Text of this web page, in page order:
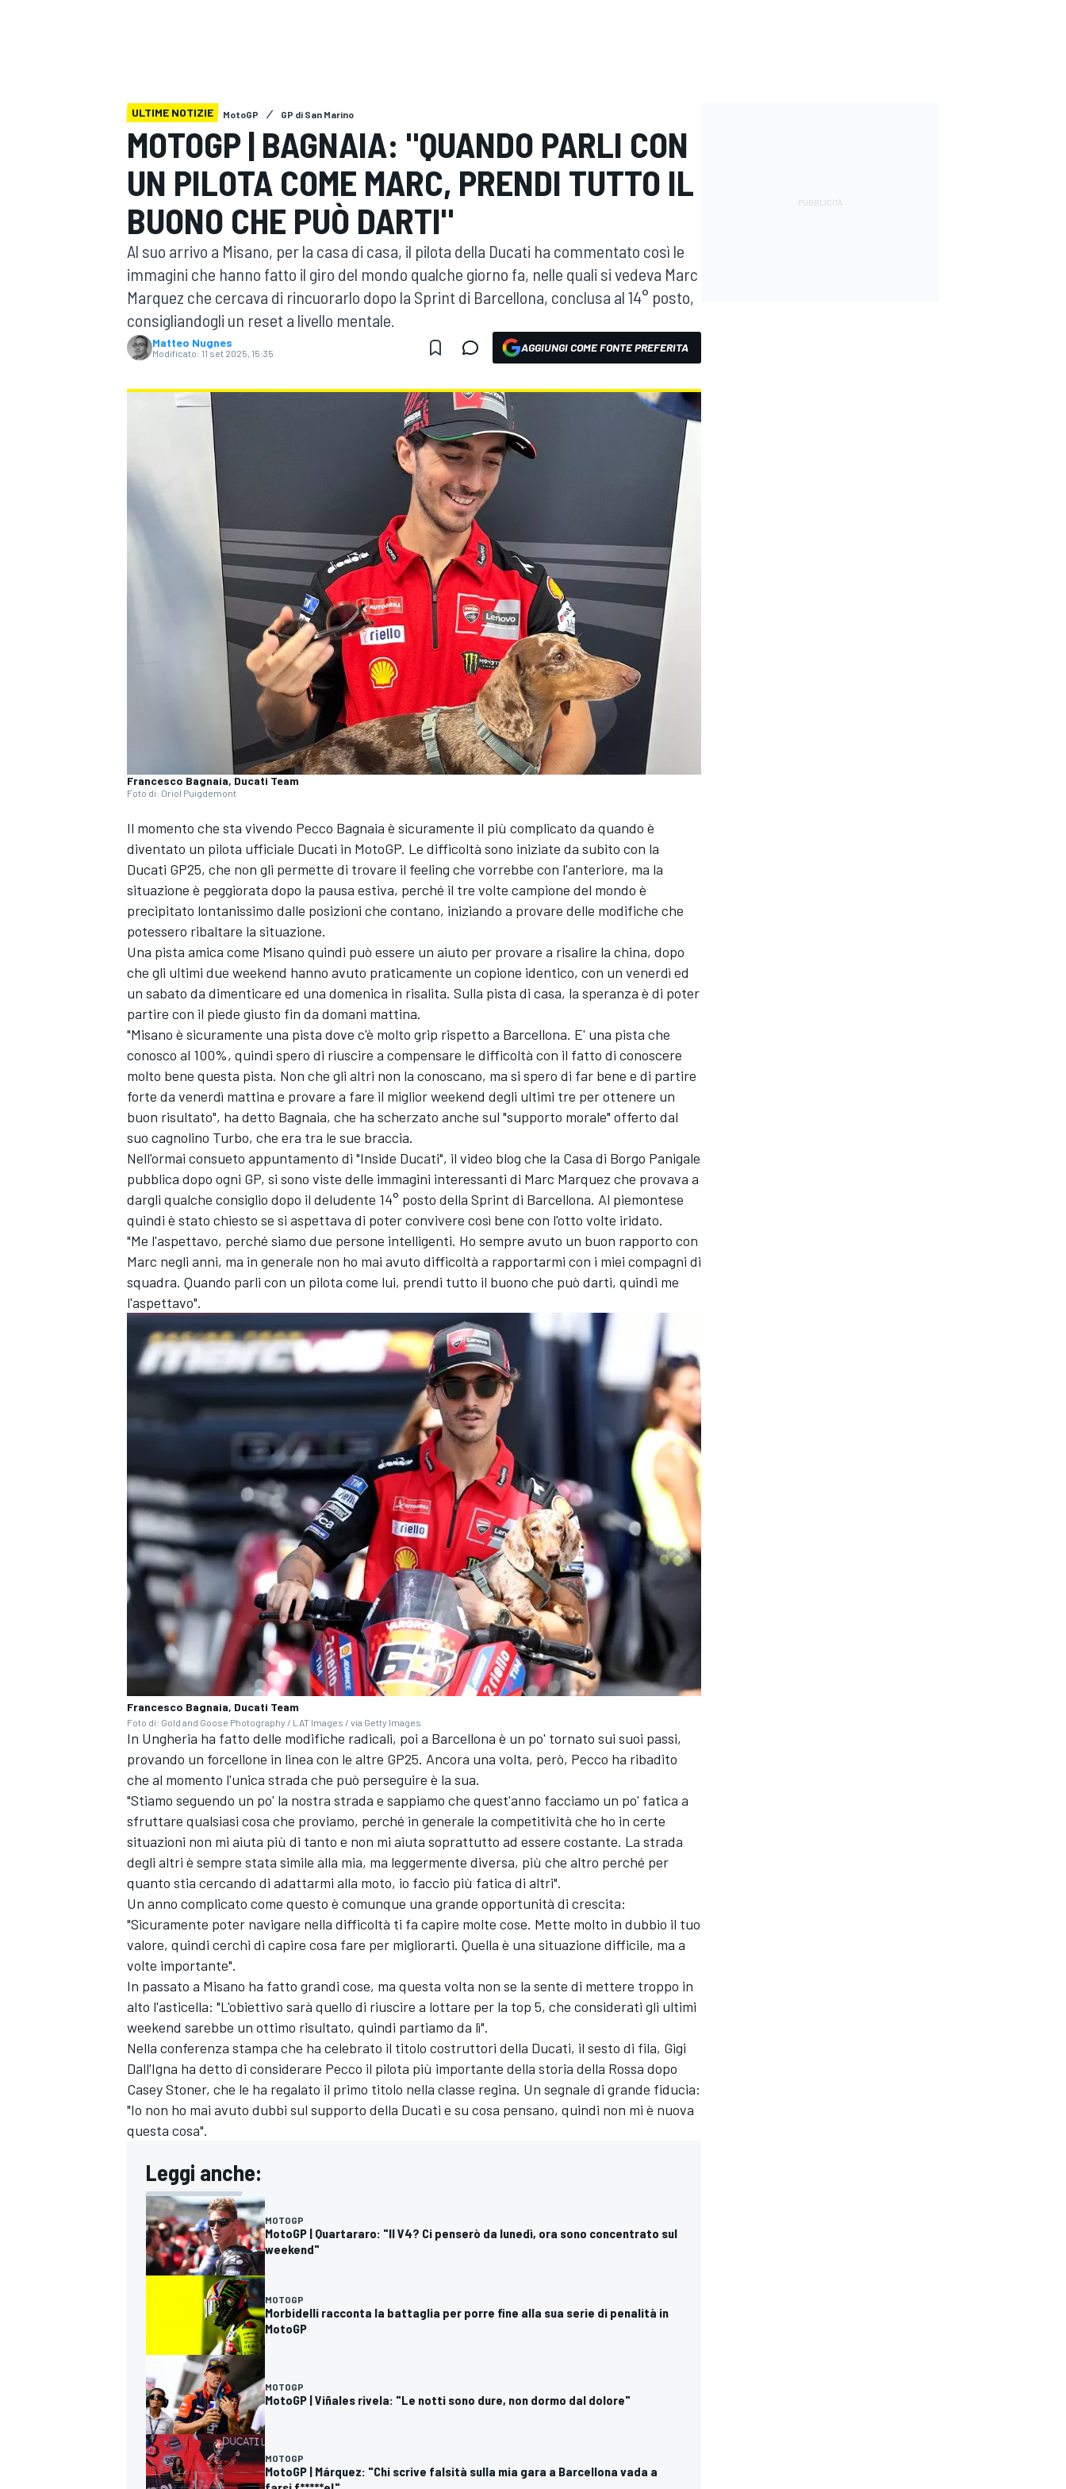
WRC
ENDURANCE/GT
MONOMARCA
RALLY
ULTIME NOTIZIE MotoGP GP di San Marino
MOTOGP | BAGNAIA: "QUANDO PARLI CON
UN PILOTA COME MARC, PRENDI TUTTO IL
BUONO CHE PUÒ DARTI"
Al suo arrivo a Misano, per la casa di casa, il pilota della Ducati ha commentato così le
immagini che hanno fatto il giro del mondo qualche giorno fa, nelle quali si vedeva Marc
Marquez che cercava di rincuorarlo dopo la Sprint di Barcellona, conclusa al 14° posto,
consigliandogli un reset a livello mentale.
Matteo Nugnes
Modificato: 11 set 2025, 15:35 AGGIUNGI COME FONTE PREFERITA
Francesco Bagnaia, Ducati Team
Foto di: Oriol Puigdemont
Il momento che sta vivendo Pecco Bagnaia è sicuramente il più complicato da quando è
diventato un pilota ufficiale Ducati in MotoGP. Le difficoltà sono iniziate da subito con la
Ducati GP25, che non gli permette di trovare il feeling che vorrebbe con l'anteriore, ma la
situazione è peggiorata dopo la pausa estiva, perché il tre volte campione del mondo è
precipitato lontanissimo dalle posizioni che contano, iniziando a provare delle modifiche che
potessero ribaltare la situazione.
Una pista amica come Misano quindi può essere un aiuto per provare a risalire la china, dopo
che gli ultimi due weekend hanno avuto praticamente un copione identico, con un venerdì ed
un sabato da dimenticare ed una domenica in risalita. Sulla pista di casa, la speranza è di poter
partire con il piede giusto fin da domani mattina.
"Misano è sicuramente una pista dove c'è molto grip rispetto a Barcellona. E' una pista che
conosco al 100%, quindi spero di riuscire a compensare le difficoltà con il fatto di conoscere
molto bene questa pista. Non che gli altri non la conoscano, ma si spero di far bene e di partire
forte da venerdì mattina e provare a fare il miglior weekend degli ultimi tre per ottenere un
buon risultato", ha detto Bagnaia, che ha scherzato anche sul "supporto morale" offerto dal
suo cagnolino Turbo, che era tra le sue braccia.
Nell'ormai consueto appuntamento di "Inside Ducati", il video blog che la Casa di Borgo Panigale
pubblica dopo ogni GP, si sono viste delle immagini interessanti di Marc Marquez che provava a
dargli qualche consiglio dopo il deludente 14° posto della Sprint di Barcellona. Al piemontese
quindi è stato chiesto se si aspettava di poter convivere così bene con l'otto volte iridato.
"Me l'aspettavo, perché siamo due persone intelligenti. Ho sempre avuto un buon rapporto con
Marc negli anni, ma in generale non ho mai avuto difficoltà a rapportarmi con i miei compagni di
squadra. Quando parli con un pilota come lui, prendi tutto il buono che può darti, quindi me
l'aspettavo".
Francesco Bagnaia, Ducati Team
Foto di: Gold and Goose Photography / LAT Images / via Getty Images
In Ungheria ha fatto delle modifiche radicali, poi a Barcellona è un po' tornato sui suoi passi,
provando un forcellone in linea con le altre GP25. Ancora una volta, però, Pecco ha ribadito
che al momento l'unica strada che può perseguire è la sua.
"Stiamo seguendo un po' la nostra strada e sappiamo che quest'anno facciamo un po' fatica a
sfruttare qualsiasi cosa che proviamo, perché in generale la competitività che ho in certe
situazioni non mi aiuta più di tanto e non mi aiuta soprattutto ad essere costante. La strada
degli altri è sempre stata simile alla mia, ma leggermente diversa, più che altro perché per
quanto stia cercando di adattarmi alla moto, io faccio più fatica di altri".
Un anno complicato come questo è comunque una grande opportunità di crescita:
"Sicuramente poter navigare nella difficoltà ti fa capire molte cose. Mette molto in dubbio il tuo
valore, quindi cerchi di capire cosa fare per migliorarti. Quella è una situazione difficile, ma a
volte importante".
In passato a Misano ha fatto grandi cose, ma questa volta non se la sente di mettere troppo in
alto l'asticella: "L'obiettivo sarà quello di riuscire a lottare per la top 5, che considerati gli ultimi
weekend sarebbe un ottimo risultato, quindi partiamo da lì".
Nella conferenza stampa che ha celebrato il titolo costruttori della Ducati, il sesto di fila, Gigi
Dall'Igna ha detto di considerare Pecco il pilota più importante della storia della Rossa dopo
Casey Stoner, che le ha regalato il primo titolo nella classe regina. Un segnale di grande fiducia:
"Io non ho mai avuto dubbi sul supporto della Ducati e su cosa pensano, quindi non mi è nuova
questa cosa".
Leggi anche:
MOTOGP
MotoGP | Quartararo: "Il V4? Ci penserò da lunedì, ora sono concentrato sul
weekend"
MOTOGP
Morbidelli racconta la battaglia per porre fine alla sua serie di penalità in
MotoGP
MOTOGP
MotoGP | Viñales rivela: "Le notti sono dure, non dormo dal dolore"
MOTOGP
MotoGP | Márquez: "Chi scrive falsità sulla mia gara a Barcellona vada a